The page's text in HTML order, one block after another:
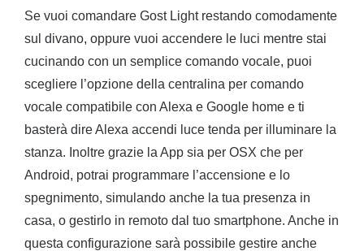
Se vuoi comandare Gost Light restando comodamente
sul divano, oppure vuoi accendere le luci mentre stai
cucinando con un semplice comando vocale, puoi
scegliere l’opzione della centralina per comando
vocale compatibile con Alexa e Google home e ti
basterà dire Alexa accendi luce tenda per illuminare la
stanza. Inoltre grazie la App sia per OSX che per
Android, potrai programmare l’accensione e lo
spegnimento, simulando anche la tua presenza in
casa, o gestirlo in remoto dal tuo smartphone. Anche in
questa configurazione sarà possibile gestire anche